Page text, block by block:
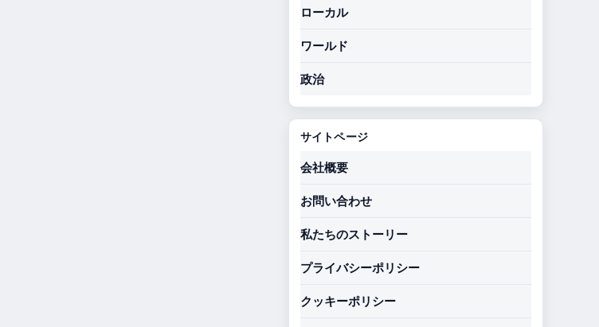
ローカル
ワールド
政治
サイトページ
会社概要
お問い合わせ
私たちのストーリー
プライバシーポリシー
クッキーポリシー